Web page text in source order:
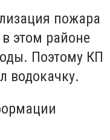
пожара
этом районе
Поэтому КП
водокачку.